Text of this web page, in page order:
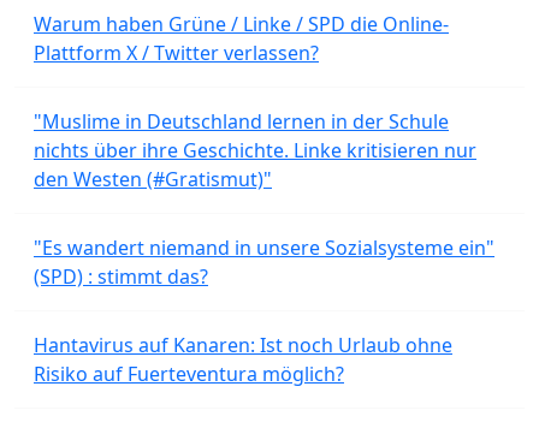
Warum haben Grüne / Linke / SPD die Online-
Plattform X / Twitter verlassen?
"Muslime in Deutschland lernen in der Schule
nichts über ihre Geschichte. Linke kritisieren nur
den Westen (#Gratismut)"
"Es wandert niemand in unsere Sozialsysteme ein"
(SPD) : stimmt das?
Hantavirus auf Kanaren: Ist noch Urlaub ohne
Risiko auf Fuerteventura möglich?